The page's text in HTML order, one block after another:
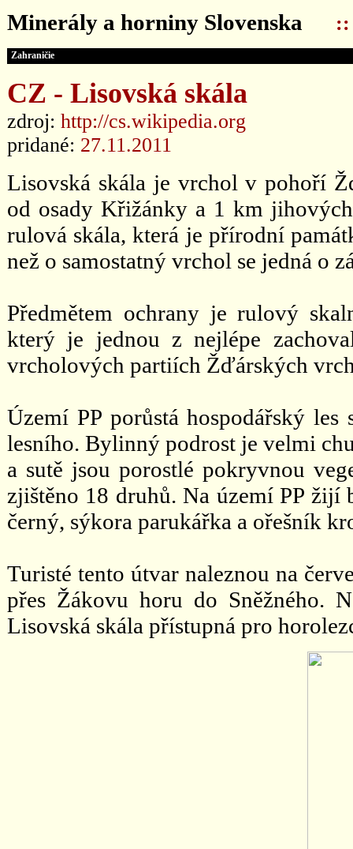
Minerály a horniny Slovenska ::
Zahraničie
CZ - Lisovská skála
zdroj: http://cs.wikipedia.org
pridané: 27.11.2011
Lisovská skála je vrchol v pohoří
od osady Křižánky a 1 km
rulová skála, která je přírodní
než o samostatný vrchol se jedná o
Předmětem ochrany je rulový
který je jednou z nejlépe
vrcholových partiích Žďárských
Území PP porůstá hospodářský
lesního. Bylinný podrost je velmi
a sutě jsou porostlé pokryvnou
zjištěno 18 druhů. Na území PP žijí
černý, sýkora parukářka a ořešník
Turisté tento útvar naleznou na
přes Žákovu horu do Sněžného.
Lisovská skála přístupná pro